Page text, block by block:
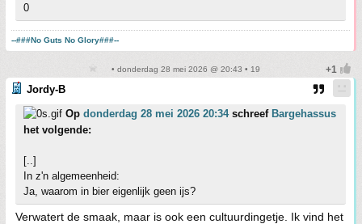
0
--###No Guts No Glory###--
• donderdag 28 mei 2026 @ 20:43 • 19
Jordy-B
Op donderdag 28 mei 2026 20:34schreef Bargehassus
het volgende:
[..]
In z'n algemeenheid:
Ja, waarom in bier eigenlijk geen ijs?
Verwatert de smaak, maar is ook een cultuurdingetje. Ik vind het